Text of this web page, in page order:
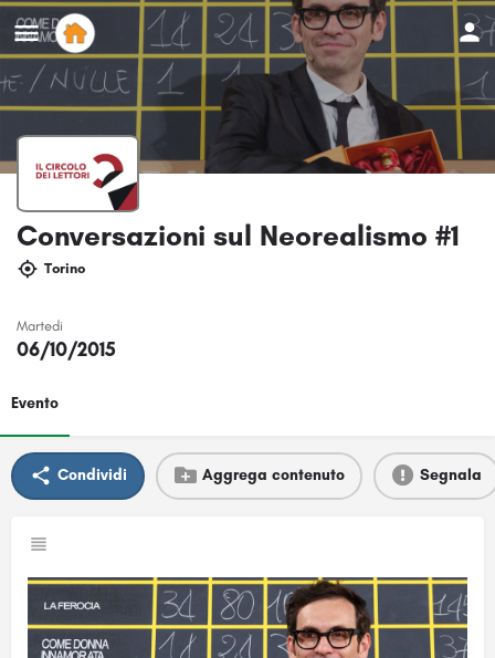
Conversazioni sul Neorealismo #1
Torino
Martedi
06/10/2015
Evento
Condividi Aggrega contenuto Segnala